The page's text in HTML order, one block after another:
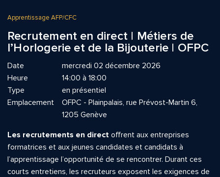
Apprentissage AFP/CFC
Recrutement en direct | Métiers de
l’Horlogerie et de la Bijouterie | OFPC
Date
mercredi 02 décembre 2026
Heure
14:00 à 18:00
Type
en présentiel
Emplacement
OFPC - Plainpalais, rue Prévost-Martin 6,
1205 Genève
Les recrutements en direct offrent aux entreprises
formatrices et aux jeunes candidates et candidats à
l’apprentissage l’opportunité de se rencontrer. Durant ces
courts entretiens, les recruteurs exposent les exigences de